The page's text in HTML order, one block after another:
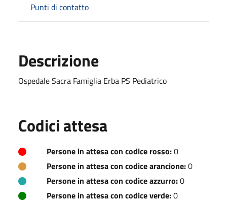
Punti di contatto
Descrizione
Ospedale Sacra Famiglia Erba PS Pediatrico
Codici attesa
Persone in attesa con codice rosso:0
Persone in attesa con codice arancione:0
Persone in attesa con codice azzurro:0
Persone in attesa con codice verde:0